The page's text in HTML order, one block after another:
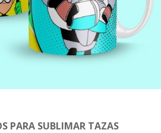
PARA SUBLIMAR TAZAS